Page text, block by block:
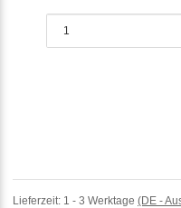
Lieferzeit: 1 - 3 Werktage (DE -